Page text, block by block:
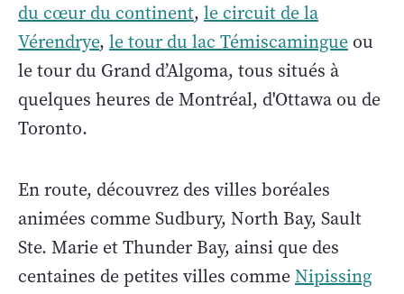
du cœur du continent, le circuit de la
Vérendrye, le tour du lac Témiscamingue ou
le tour du Grand d’Algoma, tous situés à
quelques heures de Montréal, d'Ottawa ou de
Toronto.
En route, découvrez des villes boréales
animées comme Sudbury, North Bay, Sault
Ste. Marie et Thunder Bay, ainsi que des
centaines de petites villes commeNipissing